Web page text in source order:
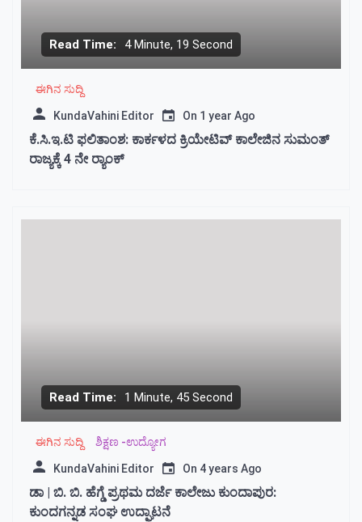
Read Time: 4 Minute, 19 Second
ಈಗಿನ ಸುದ್ದಿ
KundaVahini Editor On 1 year Ago
ಕೆ.ಸಿ.ಇ.ಟಿ ಫಲಿತಾಂಶ: ಕಾರ್ಕಳದ ಕ್ರಿಯೇಟಿವ್ ಕಾಲೇಜಿನ ಸುಮಂತ್
ರಾಜ್ಯಕ್ಕೆ 4 ನೇ ರ‍್ಯಾಂಕ್‌
Read Time: 1 Minute, 45 Second
ಈಗಿನ ಸುದ್ದಿ ಶಿಕ್ಷಣ -ಉದ್ಯೋಗ
KundaVahini Editor On 4 years Ago
ಡಾ | ಬಿ. ಬಿ. ಹೆಗ್ಡೆ ಪ್ರಥಮ ದರ್ಜೆ ಕಾಲೇಜು ಕುಂದಾಪುರ:
ಕುಂದಗನ್ನಡ ಸಂಘ ಉದ್ಘಾಟನೆ